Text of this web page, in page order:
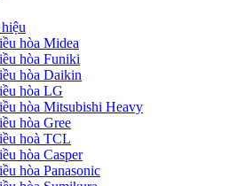
hòa Midea
hòa Funiki
hòa Daikin
hòa LG
hòa Mitsubishi Heavy
hòa Gree
hoà TCL
hòa Casper
hòa Panasonic